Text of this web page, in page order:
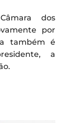
dos
por
também é
a